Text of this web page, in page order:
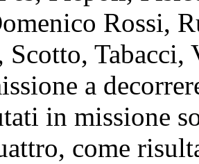
Rossi,
Tabacci,
a
in missione
come